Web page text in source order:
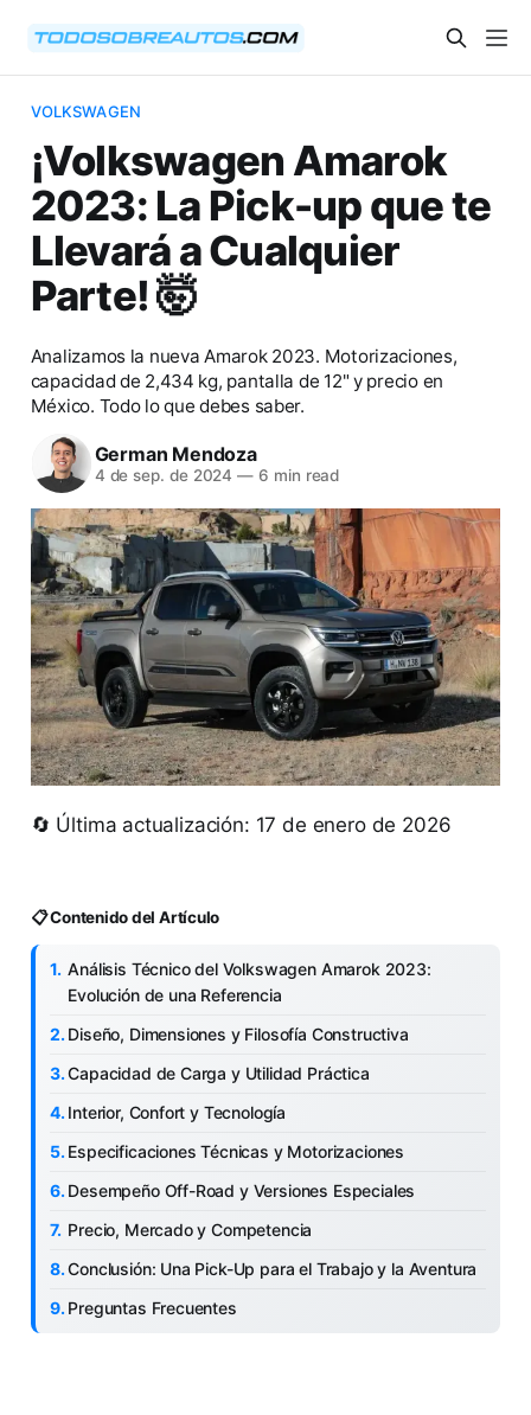
VOLKSWAGEN
¡Volkswagen Amarok
2023: La Pick-up que te
Llevará a Cualquier
Parte! 🤯
Analizamos la nueva Amarok 2023. Motorizaciones,
capacidad de 2,434 kg, pantalla de 12" y precio en
México. Todo lo que debes saber.
German Mendoza
4 de sep. de 2024 — 6 min read
🔄 Última actualización: 17 de enero de 2026
📋 Contenido del Artículo
Análisis Técnico del Volkswagen Amarok 2023:
Evolución de una Referencia
Diseño, Dimensiones y Filosofía Constructiva
Capacidad de Carga y Utilidad Práctica
Interior, Confort y Tecnología
Especificaciones Técnicas y Motorizaciones
Desempeño Off-Road y Versiones Especiales
Precio, Mercado y Competencia
Conclusión: Una Pick-Up para el Trabajo y la Aventura
Preguntas Frecuentes